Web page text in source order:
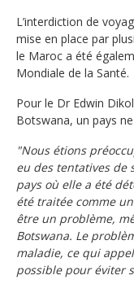
L’interdiction de
mise en place par
le Maroc a été
Mondiale de la Santé.
Pour le Dr Edwin
Botswana, un pays
"Nous étions
eu des tentatives de
pays où elle a été
été traitée comme
être un problème,
Botswana. Le
maladie, ce qui
possible pour éviter